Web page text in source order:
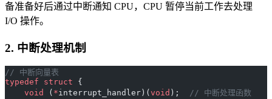
备准备好后通过中断通知 CPU，CPU 暂停当前工作去处理
I/O 操作。
2. 中断处理机制
// 中断向量表
typedef struct {
    void
( *interrupt_handler)( void );
  // 中断处理函数